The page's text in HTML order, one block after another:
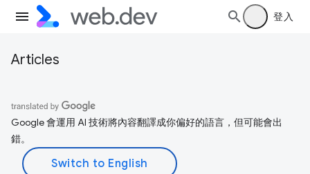
登入
Articles
Google 會運用 AI 技術將內容翻譯成你偏好的語言，但可能會出
錯。